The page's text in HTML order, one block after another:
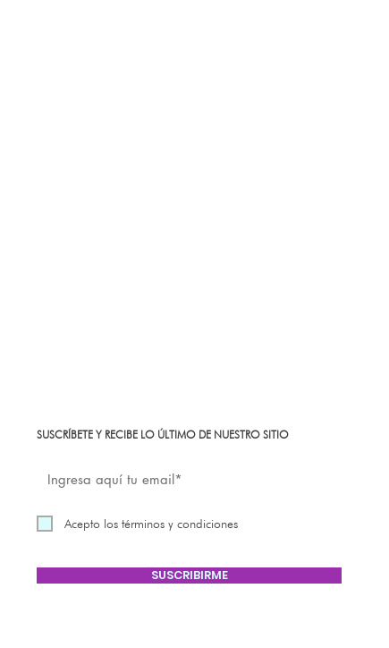
SUSCRÍBETE Y RECIBE LO ÚLTIMO DE NUESTRO SITIO
Acepto los términos y condiciones
SUSCRIBIRME